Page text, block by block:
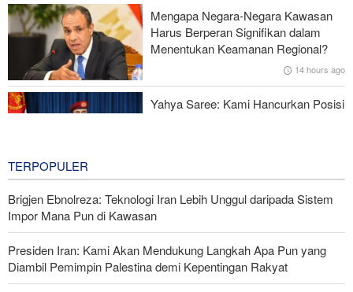
Gagal dalam Perang dengan Iran, Dua Pejabat Senior Mossad
Dipecat
Mengapa Negara-Negara Kawasan
Harus Berperan Signifikan dalam
Menentukan Keamanan Regional?
14 hours ago
Yahya Saree: Kami Hancurkan Posisi
TERPOPULER
Brigjen Ebnolreza: Teknologi Iran Lebih Unggul daripada Sistem
Impor Mana Pun di Kawasan
Presiden Iran: Kami Akan Mendukung Langkah Apa Pun yang
Diambil Pemimpin Palestina demi Kepentingan Rakyat